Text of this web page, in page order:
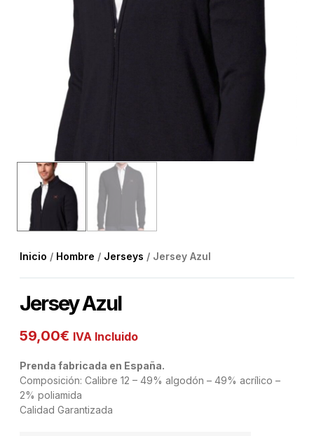
Inicio / Hombre / Jerseys / Jersey Azul
Jersey Azul
59,00€ IVA Incluido
Prenda fabricada en España.
Composición: Calibre 12 – 49% algodón – 49% acrílico –
2% poliamida
Calidad Garantizada